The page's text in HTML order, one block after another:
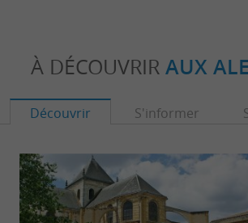
À DÉCOUVRIR AUX
Découvrir S'informer